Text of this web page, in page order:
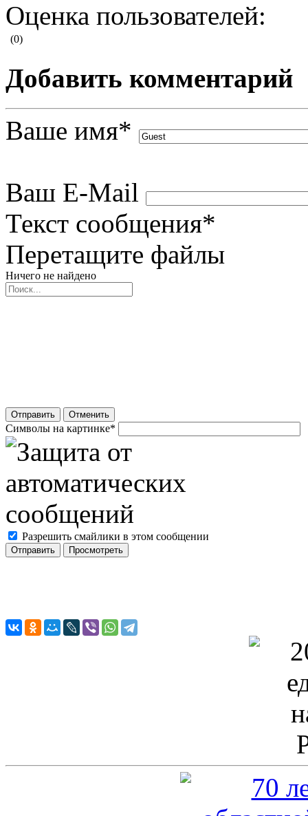
Оценка пользователей:
(0)
Добавить комментарий
Ваше имя*
Ваш E-Mail
Текст сообщения*
Перетащите файлы
Ничего не найдено
Отправить Отменить
Символы на картинке*
Разрешить смайлики в этом сообщении